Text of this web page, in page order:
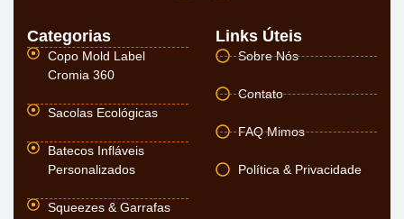
Categorias
Copo Mold Label
Cromia 360
Sacolas Ecológicas
Batecos Infláveis
Personalizados
Squeezes & Garrafas
Links Úteis
Sobre Nós
Contato
FAQ Mimos
Política & Privacidade